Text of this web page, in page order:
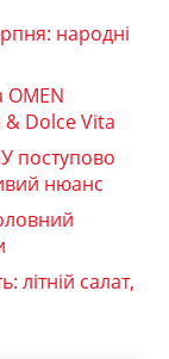
народні
OMEN
& Dolce Vita
поступово
нюанс
літній салат,